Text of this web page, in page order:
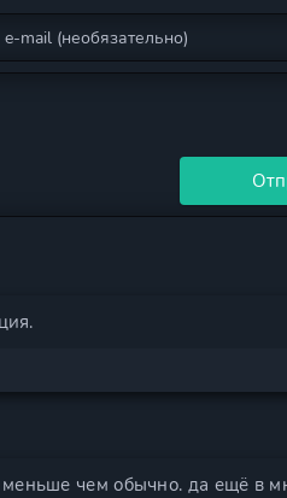
чем обычно. да ещё в